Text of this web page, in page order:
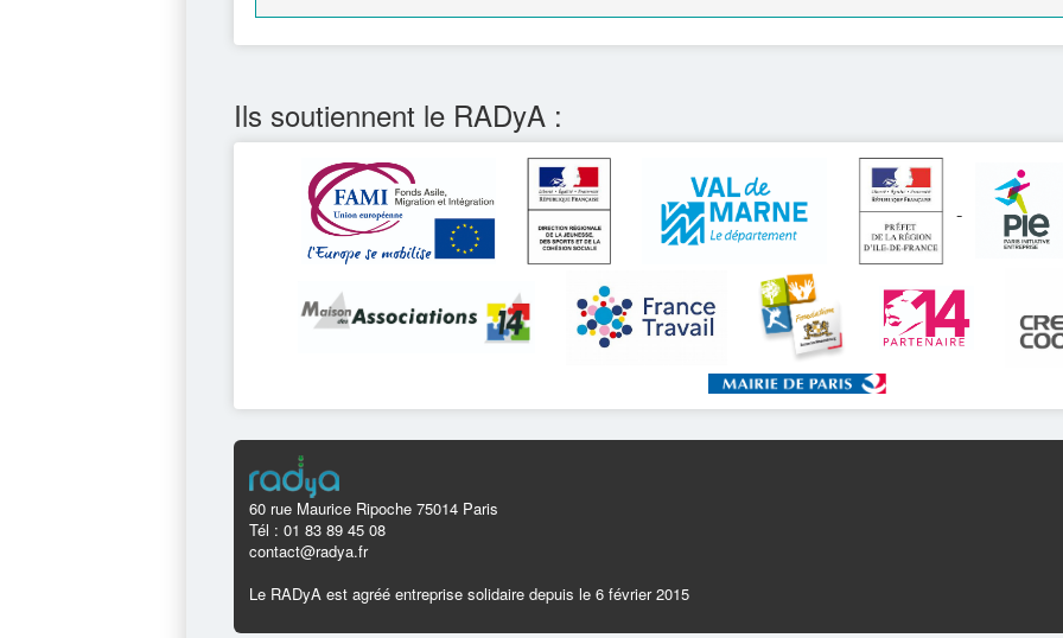
Ils soutiennent le RADyA :
60 rue Maurice Ripoche 75014 Paris
Tél : 01 83 89 45 08
contact@radya.fr
Le RADyA est agréé entreprise solidaire depuis le 6 février 2015